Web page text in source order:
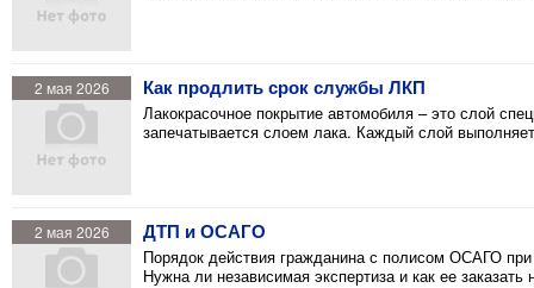
2 мая 2026 Как продлить срок службы ЛКП
Лакокрасочное покрытие автомобиля – это слой
запечатывается слоем лака. Каждый слой
2 мая 2026 ДТП и ОСАГО
Порядок действия гражданина с полисом ОСАГО
Нужна ли независимая экспертиза и как ее